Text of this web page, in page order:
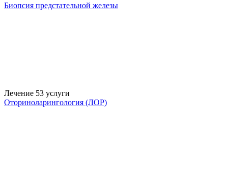
Биопсия предстательной железы
Лечение 53 услуги
Оториноларингология (ЛОР)